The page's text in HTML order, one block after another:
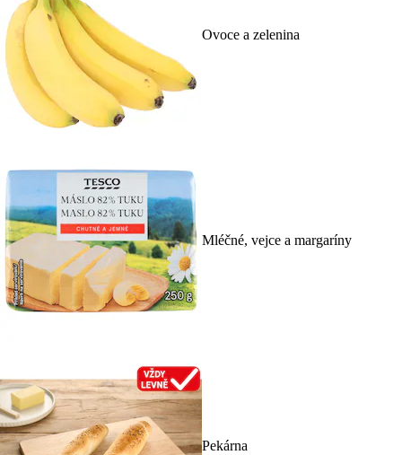
Ovoce a zelenina
Mléčné, vejce a margaríny
Pekárna